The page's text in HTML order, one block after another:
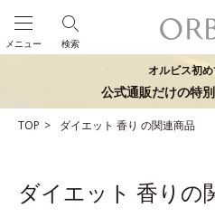
検索
メニュー
オルビス初
公式通販だけの特
TOP ダイエット 香り の関連商品
ダイエット 香りの